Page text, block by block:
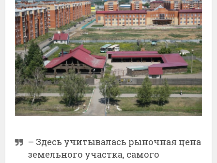
– Здесь учитывалась рыночная цена
земельного участка, самого